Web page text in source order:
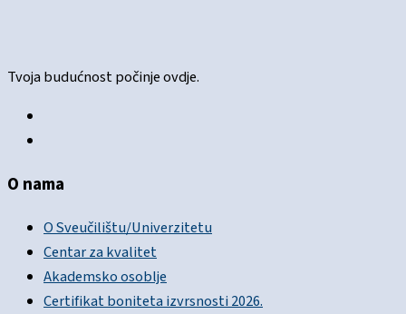
Tvoja budućnost počinje ovdje.
O nama
O Sveučilištu/Univerzitetu
Centar za kvalitet
Akademsko osoblje
Certifikat boniteta izvrsnosti 2026.